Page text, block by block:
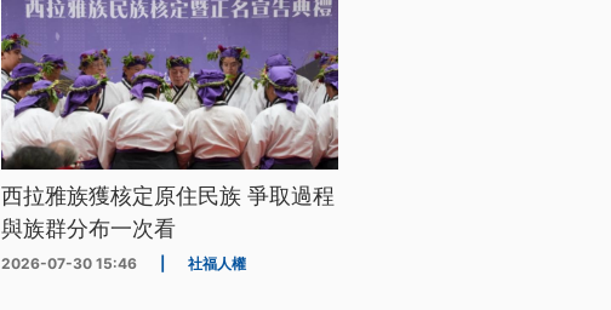
西拉雅族獲核定原住民族 爭取過程
與族群分布一次看
2026-07-30 15:46 社福人權